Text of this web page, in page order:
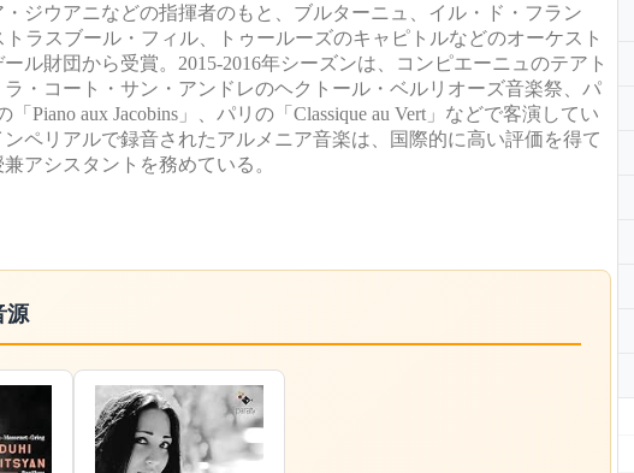
ジウアニなどの指揮者のもと、ブルターニュ、イル・ド・フラン
ラスブール・フィル、トゥールーズのキャピトルなどのオーケスト
ル財団から受賞。2015-2016年シーズンは、コンピエーニュのテアト
・コート・サン・アンドレのヘクトール・ベルリオーズ音楽祭、パ
Piano aux Jacobins」、パリの「Classique au Vert」などで客演してい
ペリアルで録音されたアルメニア音楽は、国際的に高い評価を得て
アシスタントを務めている。
源